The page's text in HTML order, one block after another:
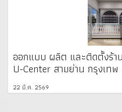
ออกแบบ ผลิต และติดตั้งร้า
U-Center สามย่าน กรุงเทพ
22 มี.ค. 2569